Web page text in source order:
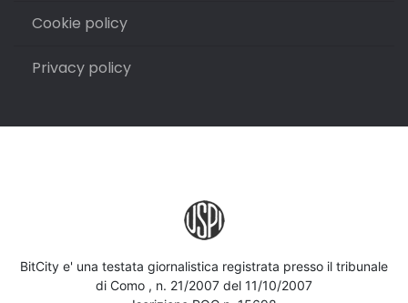
Cookie policy
Privacy policy
BitCity e' una testata giornalistica registrata presso il tribunale
di Como , n. 21/2007 del 11/10/2007